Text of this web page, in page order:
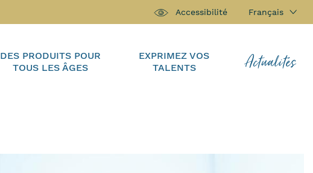
Accessibilité Français
DES PRODUITS POUR
TOUS LES ÂGES
EXPRIMEZ VOS
TALENTS
Actualités